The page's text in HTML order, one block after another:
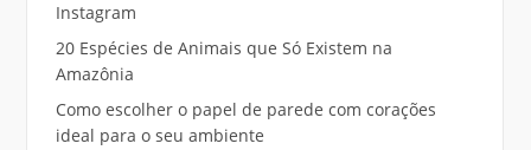
Instagram
20 Espécies de Animais que Só Existem na
Amazônia
Como escolher o papel de parede com corações
ideal para o seu ambiente